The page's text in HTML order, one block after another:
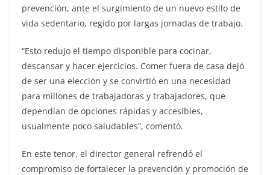
prevención, ante el surgimiento de un nuevo estilo de
vida sedentario, regido por largas jornadas de trabajo.
“Esto redujo el tiempo disponible para cocinar,
descansar y hacer ejercicios. Comer fuera de casa dejó
de ser una elección y se convirtió en una necesidad
para millones de trabajadoras y trabajadores, que
dependían de opciones rápidas y accesibles,
usualmente poco saludables”, comentó.
En este tenor, el director general refrendó el
compromiso de fortalecer la prevención y promoción de